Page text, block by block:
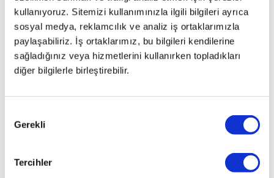
kullanıyoruz. Sitemizi kullanımınızla ilgili bilgileri ayrıca
sosyal medya, reklamcılık ve analiz iş ortaklarımızla
paylaşabiliriz. İş ortaklarımız, bu bilgileri kendilerine
sağladığınız veya hizmetlerini kullanırken topladıkları
diğer bilgilerle birleştirebilir.
Seçimi
Gerekli
Tercihler